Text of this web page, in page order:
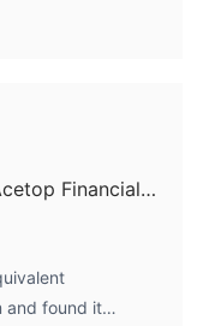
What is the minimum deposit in Acetop Financial Limited?
and found it